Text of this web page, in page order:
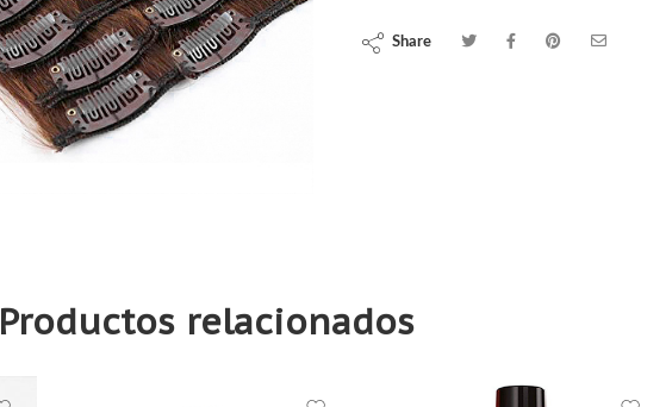
Share
Productos relacionados